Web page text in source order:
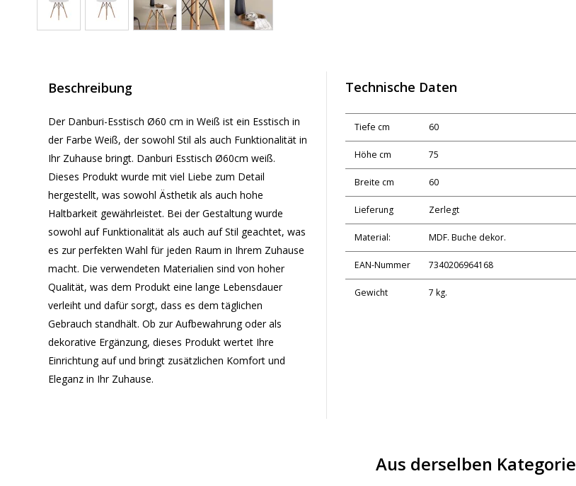
Beschreibung
Der Danburi-Esstisch Ø60 cm in Weiß ist ein Esstisch in
der Farbe Weiß, der sowohl Stil als auch Funktionalität in
Ihr Zuhause bringt. Danburi Esstisch Ø60cm weiß.
Dieses Produkt wurde mit viel Liebe zum Detail
hergestellt, was sowohl Ästhetik als auch hohe
Haltbarkeit gewährleistet. Bei der Gestaltung wurde
sowohl auf Funktionalität als auch auf Stil geachtet, was
es zur perfekten Wahl für jeden Raum in Ihrem Zuhause
macht. Die verwendeten Materialien sind von hoher
Qualität, was dem Produkt eine lange Lebensdauer
verleiht und dafür sorgt, dass es dem täglichen
Gebrauch standhält. Ob zur Aufbewahrung oder als
dekorative Ergänzung, dieses Produkt wertet Ihre
Einrichtung auf und bringt zusätzlichen Komfort und
Eleganz in Ihr Zuhause.
Technische Daten
Tiefe cm 60
Höhe cm 75
Breite cm 60
Lieferung Zerlegt
Material: MDF. Buche dekor.
EAN-Nummer 7340206964168
Gewicht 7 kg.
Aus derselben Kategorie